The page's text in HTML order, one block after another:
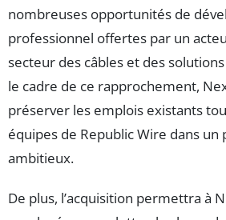
nombreuses opportunités de
professionnel offertes par un
secteur des câbles et des
le cadre de ce rapprochement,
préserver les emplois existants
équipes de Republic Wire dans un
ambitieux.
De plus, l’acquisition permettra à